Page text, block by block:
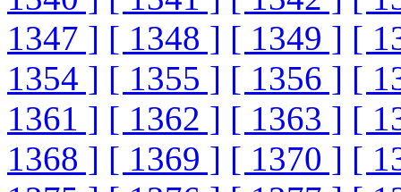
1347 ] [ 1348 ] [ 1349 ] [
1354 ] [ 1355 ] [ 1356 ] [
1361 ] [ 1362 ] [ 1363 ] [
1368 ] [ 1369 ] [ 1370 ] [